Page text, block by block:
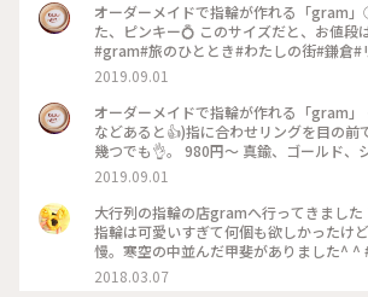
オーダーメイドで指輪が作れる「gram」② 波をイメー
た、ピンキー💍 このサイズだと、お値段
#gram#旅のひととき#わたしの街#鎌倉#
2019.09.01
オーダーメイドで指輪が作れる「gram
などあると👍)指に合わせリングを目の
幾つでも👌。 980円〜 真鍮、ゴールド、
きをかけるかマットな感じにするか
ンキー、中指、親指と作りました😅 いつもは行列がすごいの
に、この日、整理券なし、30分並び入れ
夕方) 皆さん、カップルもいだけど、グループで来られ旅の思
い出に作られたりしている方が多かった
ると思わなかったので、待ち時間に情報
ング。それでも、なんだか愛着がわきま
2019.09.01
大行列の指輪の店gramへ行ってきました
指輪は可愛いすぎて何個も欲しかったけ
慢。寒空の中並んだ甲斐がありました^ ^
#オーダーメイド
2018.03.07